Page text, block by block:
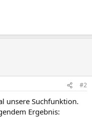
#2
unsere Suchfunktion.
Ergebnis: